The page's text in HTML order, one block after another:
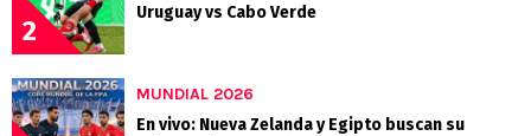
2
Uruguay vs Cabo Verde
MUNDIAL 2026
En vivo: Nueva Zelanda y Egipto buscan su